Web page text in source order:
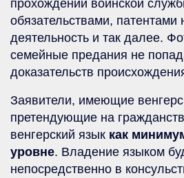
прохождении воинской
обязательствами, патентами
деятельность и так далее.
семейные предания не
доказательств
Заявители, имеющие
претендующие на
венгерский язык как
уровне. Владение языком
непосредственно в